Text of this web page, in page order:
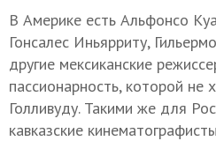
В Америке есть Альфонсо
Гонсалес Иньярриту,
другие мексиканские
пассионарность, которой не
Голливуду. Такими же для
кавказские